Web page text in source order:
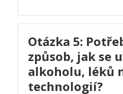
Otázka 5:
způsob, jak se
alkoholu, léků
technologií?